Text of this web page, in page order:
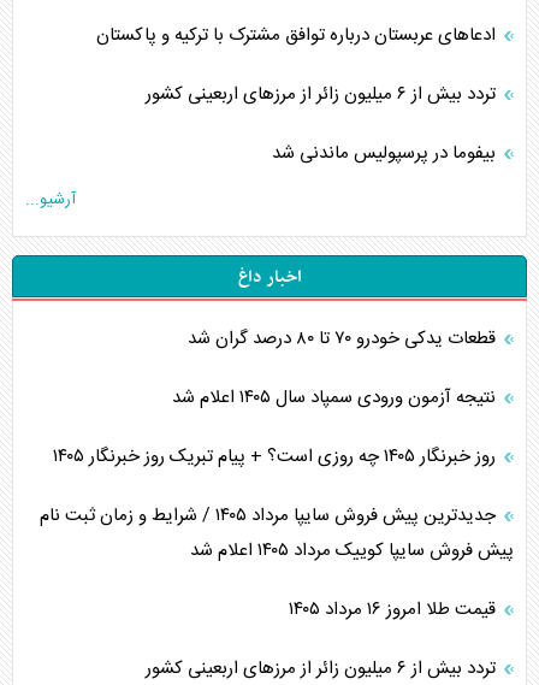
ادعاهای عربستان درباره توافق مشترک با ترکیه و پاکستان
تردد بیش از ۶ میلیون زائر از مرزهای اربعینی کشور
بیفوما در پرسپولیس ماندنی شد
آرشیو...
اخبار داغ
قطعات یدکی خودرو ۷۰ تا ۸۰ درصد گران شد
نتیجه آزمون ورودی سمپاد سال ۱۴۰۵ اعلام شد
روز خبرنگار ۱۴۰۵ چه روزی است؟ + پیام تبریک روز خبرنگار ۱۴۰۵
جدیدترین پیش فروش سایپا مرداد ۱۴۰۵ / شرایط و زمان ثبت نام
پیش فروش سایپا کوییک مرداد ۱۴۰۵ اعلام شد
قیمت طلا امروز ۱۶ مرداد ۱۴۰۵
تردد بیش از ۶ میلیون زائر از مرزهای اربعینی کشور